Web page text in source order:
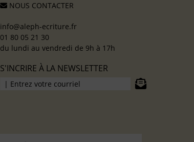
NOUS CONTACTER
info@aleph-ecriture.fr
01 80 05 21 30
du lundi au vendredi de 9h à 17h
S'INCRIRE À LA NEWSLETTER